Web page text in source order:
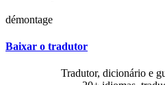
démontage
Baixar o tradutor
Tradutor, dicionário e